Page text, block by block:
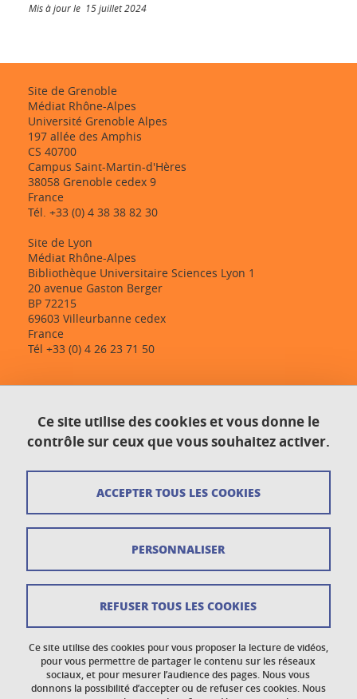
Mis à jour le 15 juillet 2024
Site de Grenoble
Médiat Rhône-Alpes
Université Grenoble Alpes
197 allée des Amphis
CS 40700
Campus Saint-Martin-d'Hères
38058 Grenoble cedex 9
France
Tél. +33 (0) 4 38 38 82 30
Site de Lyon
Médiat Rhône-Alpes
Bibliothèque Universitaire Sciences Lyon 1
20 avenue Gaston Berger
BP 72215
69603 Villeurbanne cedex
France
Tél +33 (0) 4 26 23 71 50
Plan du site
Crédits
Mentions légales
Données personnelles
Accessibilité : non conforme
Politique des cookies
Réclamations
Ce site utilise des cookies et vous donne le
contrôle sur ceux que vous souhaitez activer.
Ce site utilise des cookies pour vous proposer la lecture de vidéos,
pour vous permettre de partager le contenu sur les réseaux
sociaux, et pour mesurer l’audience des pages. Nous vous
donnons la possibilité d’accepter ou de refuser ces cookies. Nous
ACCEPTER TOUS LES COOKIES
REFUSER TOUS LES COOKIES
PERSONNALISER